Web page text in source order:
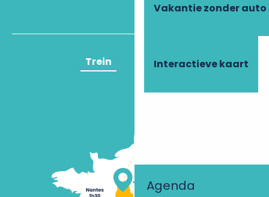
Vakantie zonder auto
Interactieve kaart
Agenda
Trein Vliegtuig